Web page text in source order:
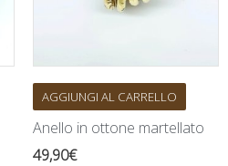
AGGIUNGI AL CARRELLO
Anello in ottone martellato
49,90€